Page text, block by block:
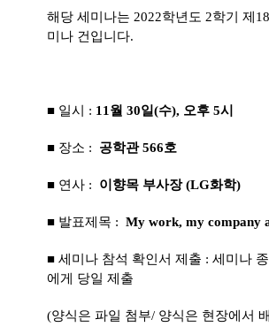
해당 세미나는 2022학년도 2학기 제
미나 건입니다.
■ 일시 : 11월 30일(수), 오후 5시
■ 장소 : 공학관 566호
■ 연사 : 이향목 부사장 (LG화학)
■ 발표제목 : My work, my company
■ 세미나 참석 확인서 제출 : 세미나
에게 당일 제출
(양식은 파일 첨부/ 양식은 현장에서